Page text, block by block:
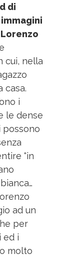
di
immagini
cui, nella
casa.
i
le dense
possono
“in
ad un
per
ed i
molto